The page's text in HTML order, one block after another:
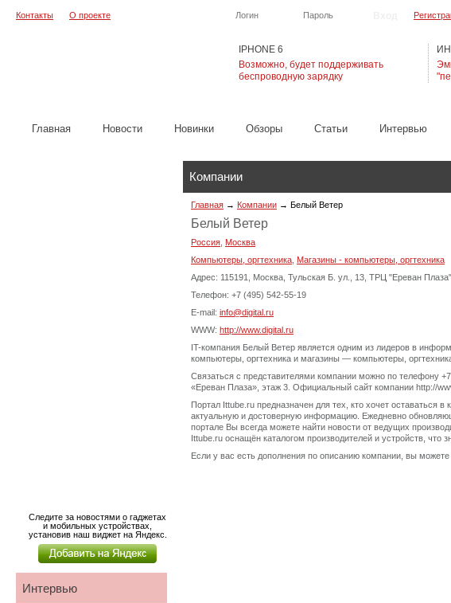
IPHONE 6
Возможно, будет поддерживать
беспроводную зарядку
Логин Пароль
Контакты О проекте
Главная Новости Новинки Обзоры Cтатьи Интервью
Компании
Главная → Компании → Белый Ветер
Белый Ветер
Россия Москва
Компьютеры, оргтехника Магазины - компьютеры, оргтехника
Адрес: 115191, Москва, Тульская Б. ул., 13, ТРЦ "Ереван
Телефон: +7 (495) 542-55-19
E-mail: info@digital.ru
WWW: http://www.digital.ru
IT-компания Белый Ветер является одним из лидеров в
компьютеры, оргтехника и магазины — компьютеры,
Связаться с представителями компании можно по телефону
«Ереван Плаза», этаж 3. Официальный сайт компании http://
Портал Ittube.ru предназначен для тех, кто хочет оставаться
актуальную и достоверную информацию. Ежедневно
портале Вы всегда можете найти новости от ведущих
Ittube.ru оснащён каталогом производителей и устройств,
Если у вас есть дополнения по описанию компании, вы
Следите за новостями о гаджетах
и мобильных устройствах,
установив наш виджет на Яндекс.
Интервью